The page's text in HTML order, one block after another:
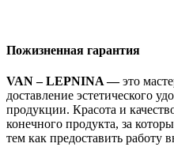
Пожизненная гарантия
VAN – LEPNINA —это
доставление эстетического
продукции. Красота и
конечного продукта, за
тем как предоставить работу